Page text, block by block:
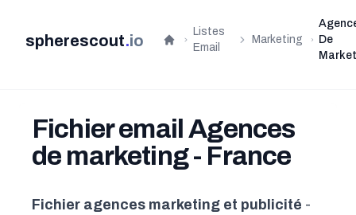
spherescout.io Accueil
Listes
Email
Marketing
De
Fichier email Agences
de marketing - France
Fichier agences marketing et publicité -